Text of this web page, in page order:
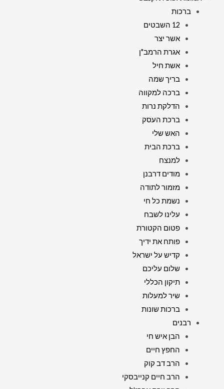
ברכות
12 השבטים
אשר יצר
אגרת הרמב"ן
אשת חיל
בריך שמה
ברכה למקווה
הדלקת נרות
ברכת העסק
האש שלי
ברכת הבית
למנצח
מודים דרבנן
מזמור לתודה
נשמת כל חי
עלינו לשבח
פטום הקטורת
פותח את ידיך
קדיש על ישראל
שלום עליכם
תיקון הכללי
שיר למעלות
ברכות שונות
רבנים
הבן איש חי
החפץ חיים
הרב דב קוק
הרב חיים קנייבסקי